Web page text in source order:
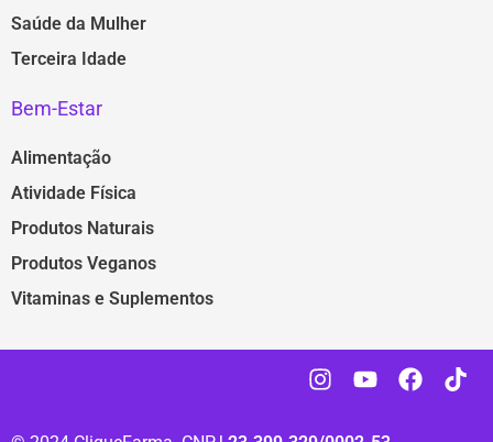
Saúde da Mulher
Terceira Idade
Bem-Estar
Alimentação
Atividade Física
Produtos Naturais
Produtos Veganos
Vitaminas e Suplementos